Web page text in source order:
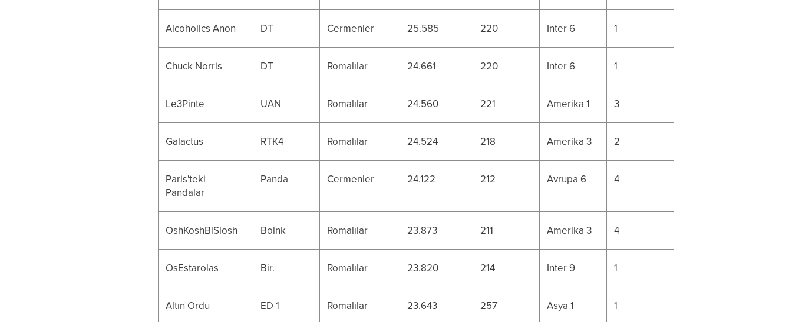
Alcoholics Anon DT Cermenler 25.585 220 Inter 6 1
Chuck Norris DT Romalılar 24.661 220 Inter 6 1
Le3Pinte UAN Romalılar 24.560 221 Amerika 1 3
Galactus RTK4 Romalılar 24.524 218 Amerika 3 2
Paris'teki
Pandalar
Panda Cermenler 24.122 212 Avrupa 6 4
OshKoshBiSlosh Boink Romalılar 23.873 211 Amerika 3 4
OsEstarolas Bir. Romalılar 23.820 214 Inter 9 1
Altın Ordu ED 1 Romalılar 23.643 257 Asya 1 1